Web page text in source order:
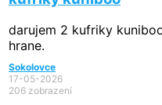
darujem 2 kufriky
hrane.
Sokolovce
17-05-2026
206 zobrazení